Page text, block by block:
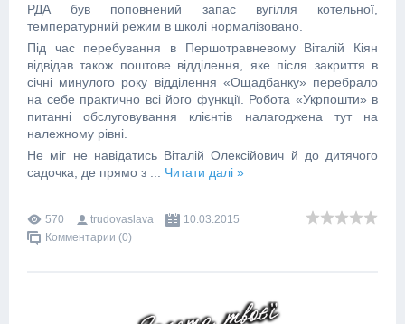
РДА був поповнений запас вугілля котельної,
температурний режим в школі нормалізовано.
Під час перебування в Першотравневому Віталій Кіян
відвідав також поштове відділення, яке після закриття в
січні минулого року відділення «Ощадбанку» перебрало
на себе практично всі його функції. Робота «Укрпошти» в
питанні обслуговування клієнтів налагоджена тут на
належному рівні.
Не міг не навідатись Віталій Олексійович й до дитячого
садочка, де прямо з
Читати далі »
570 trudovaslava
10.03.2015
Комментарии (0)